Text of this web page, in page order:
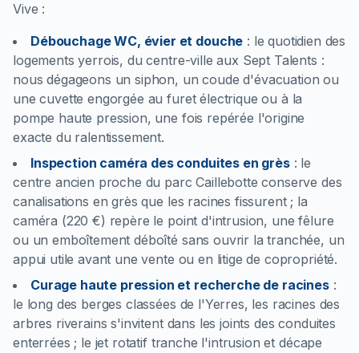
Vive :
Débouchage WC, évier et douche : le quotidien des
logements yerrois, du centre-ville aux Sept Talents :
nous dégageons un siphon, un coude d'évacuation ou
une cuvette engorgée au furet électrique ou à la
pompe haute pression, une fois repérée l'origine
exacte du ralentissement.
Inspection caméra des conduites en grès: le
centre ancien proche du parc Caillebotte conserve des
canalisations en grès que les racines fissurent ; la
caméra (220 €) repère le point d'intrusion, une fêlure
ou un emboîtement déboîté sans ouvrir la tranchée, un
appui utile avant une vente ou en litige de copropriété.
Curage haute pression et recherche de racines:
le long des berges classées de l'Yerres, les racines des
arbres riverains s'invitent dans les joints des conduites
enterrées ; le jet rotatif tranche l'intrusion et décape